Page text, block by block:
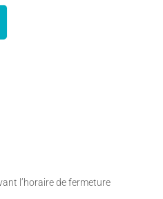
l’horaire de fermeture